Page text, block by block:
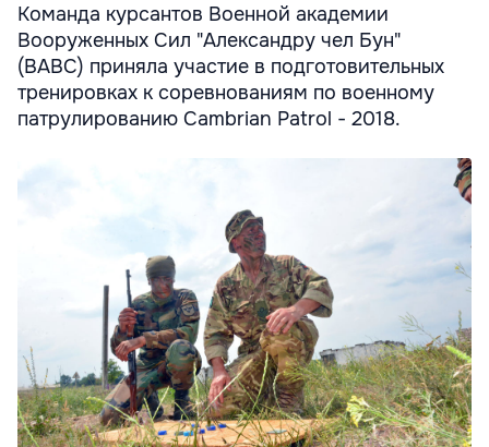
Команда курсантов Военной академии
Вооруженных Сил "Александру чел Бун"
(ВАВС) приняла участие в подготовительных
тренировках к соревнованиям по военному
патрулированию Cambrian Patrol - 2018.